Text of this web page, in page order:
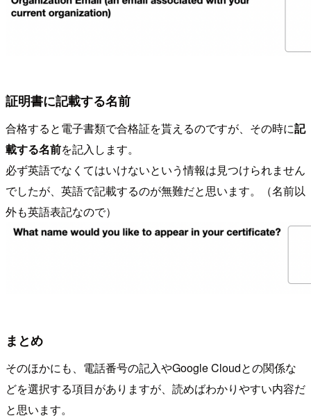
証明書に記載する名前
合格すると電子書類で合格証を貰えるのですが、その時に記
載する名前を記入します。
必ず英語でなくてはいけないという情報は見つけられません
でしたが、英語で記載するのが無難だと思います。（名前以
外も英語表記なので）
まとめ
そのほかにも、電話番号の記入やGoogle Cloudとの関係な
どを選択する項目がありますが、読めばわかりやすい内容だ
と思います。